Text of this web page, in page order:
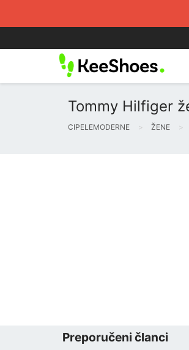
Tommy Hilfiger
CIPELEMODERNE ŽENE
Preporučeni članci